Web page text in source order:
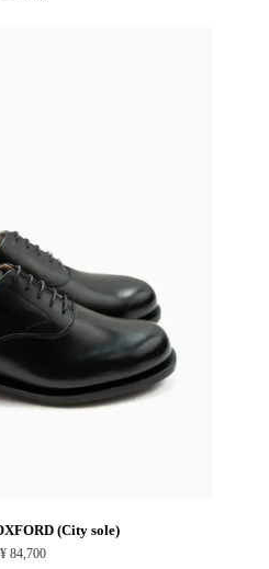
(City sole)
¥ 84,700